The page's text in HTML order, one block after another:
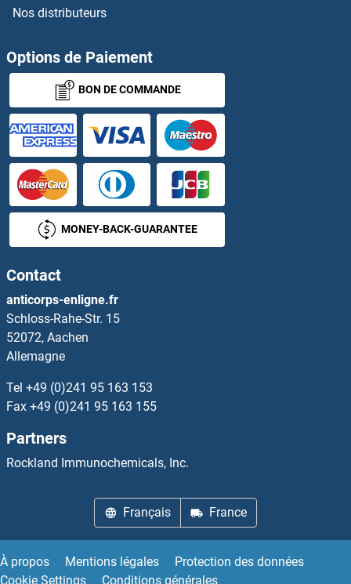
NAIP Anticorps
NALCN Anticorps
NALP8 Anticorps
Nanog Anticorps
Nanos Homolog 1 Anticorps
NANOS2 Anticorps
NANOS3 Anticorps
NANP Anticorps
NANS Anticorps
NAP1L2 Anticorps
NAP1L3 Anticorps
NAP1L5 Anticorps
Nos distributeurs
Options de Paiement
BON DE COMMANDE
MONEY-BACK-GUARANTEE
Contact
anticorps-enligne.fr
Schloss-Rahe-Str. 15
52072, Aachen
Allemagne
Tel +49 (0)241 95 163 153
Fax +49 (0)241 95 163 155
Partners
Rockland Immunochemicals, Inc.
Français France
À propos Mentions légales
Protection des données
Cookie Settings
Conditions générales